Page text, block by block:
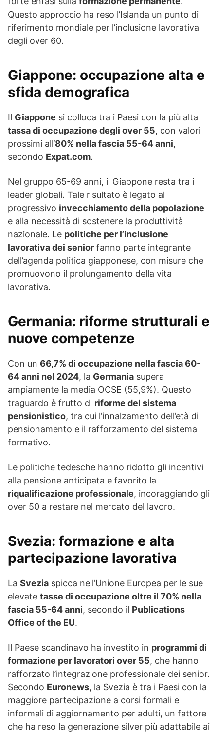
Questo approccio ha reso l’Islanda un punto di
riferimento mondiale per l’inclusione lavorativa
degli over 60.
Giappone: occupazione alta e
sfida demografica
Il Giappone si colloca tra i Paesi con la più alta
tassa di occupazione degli over 55, con valori
prossimi all’80% nella fascia 55-64 anni,
secondo Expat.com.
Nel gruppo 65-69 anni, il Giappone resta tra i
leader globali. Tale risultato è legato al
progressivo invecchiamento della popolazione
e alla necessità di sostenere la produttività
nazionale. Le politiche per l’inclusione
lavorativa dei senior fanno parte integrante
dell’agenda politica giapponese, con misure che
promuovono il prolungamento della vita
lavorativa.
Germania: riforme strutturali e
nuove competenze
Con un 66,7% di occupazione nella fascia 60-
64 anni nel 2024, la Germania supera
ampiamente la media OCSE (55,9%). Questo
traguardo è frutto di riforme del sistema
pensionistico, tra cui l’innalzamento dell’età di
pensionamento e il rafforzamento del sistema
formativo.
Le politiche tedesche hanno ridotto gli incentivi
alla pensione anticipata e favorito la
riqualificazione professionale, incoraggiando gli
over 50 a restare nel mercato del lavoro.
Svezia: formazione e alta
partecipazione lavorativa
La Svezia spicca nell’Unione Europea per le sue
elevate tasse di occupazione oltre il 70% nella
fascia 55-64 anni, secondo il Publications
Office of the EU.
Il Paese scandinavo ha investito in programmi di
formazione per lavoratori over 55, che hanno
rafforzato l’integrazione professionale dei senior.
Secondo Euronews, la Svezia è tra i Paesi con la
maggiore partecipazione a corsi formali e
informali di aggiornamento per adulti, un fattore
che ha reso la generazione silver più adattabile ai